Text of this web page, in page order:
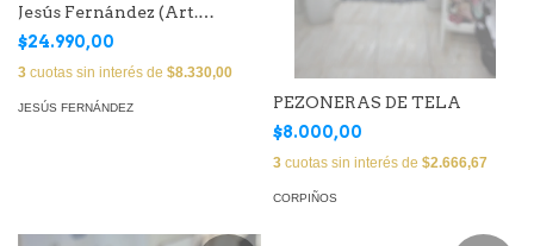
Jesús Fernández (Art.
EMAPLI01)
$24.990,00
3 cuotas sin interés de $8.330,00
JESÚS FERNÁNDEZ
PEZONERAS DE TELA
$8.000,00
3 cuotas sin interés de $2.666,67
CORPIÑOS